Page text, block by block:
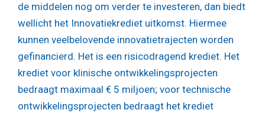
de middelen nog om verder te investeren, dan biedt
wellicht het Innovatiekrediet uitkomst. Hiermee
kunnen veelbelovende innovatietrajecten worden
gefinancierd. Het is een risicodragend krediet. Het
krediet voor klinische ontwikkelingsprojecten
bedraagt maximaal € 5 miljoen; voor technische
ontwikkelingsprojecten bedraagt het krediet